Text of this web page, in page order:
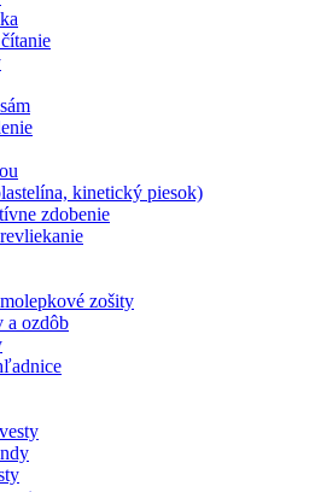
kinetický piesok)
zdobenie
zošity
a ozdôb